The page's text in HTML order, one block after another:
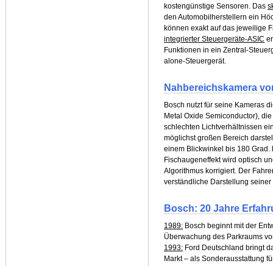
kostengünstige Sensoren. Das
den Automobilherstellern ein
können exakt auf das jeweilige
integrierter Steuergeräte-ASIC
Funktionen in ein Zentral-
alone-Steuergerät.
Nahbereichskamera
Bosch nutzt für seine Kameras
Metal Oxide Semiconductor),
schlechten Lichtverhältnissen
möglichst großen Bereich
einem Blickwinkel bis 180
Fischaugeneffekt wird optisch
Algorithmus korrigiert. Der
verständliche Darstellung
Bosch: 20 Jahre
1989: Bosch beginnt mit der
Überwachung des Parkraums
1993: Ford Deutschland bringt
Markt – als Sonderausstattung